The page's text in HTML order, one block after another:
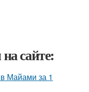
сайте:
Майами за 1